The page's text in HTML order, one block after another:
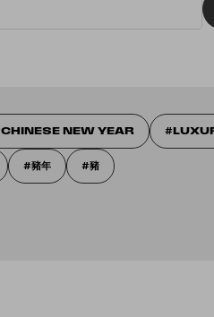
CHINESE NEW YEAR
豬年 豬